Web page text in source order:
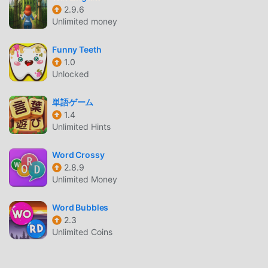
отличие от традиционных игр educational, в BilengoTo
вам нужно пройти только обучение для новичков,
радостью, приносимой классическими играми
educational BilengoTo 1.5. В то же время, moddroid
специально создал платформу для любителей игр
educational, позволяя вам общаться и делиться со всеми
любителями игр educational по всему миру, чего же вы
ждете, присоединяйтесь к moddroid и наслаждайтесь
educational игра со всеми глобальными партнерами
будет счастлива
КРАСИВЫЙ ЭКРАН
Как и традиционные игры educational, BilengoTo
отличается уникальным художественным стилем, а
благодаря высококачественной графике, картам и
2.9.6
Unlimited money
Funny Teeth
1.0
Unlocked
単語ゲーム
1.4
Unlimited Hints
Word Crossy
2.8.9
Unlimited Money
Word Bubbles
2.3
Unlimited Coins